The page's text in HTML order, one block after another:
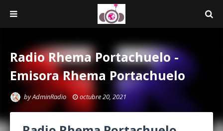
Radio Rhema Portachuelo -
Emisora Rhema Portachuelo
byAdminRadio octubre 20, 2021